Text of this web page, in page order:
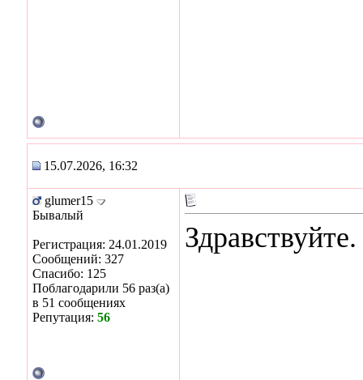
15.07.2026, 16:32
glumer15
Бывалый
Регистрация: 24.01.2019
Сообщений: 327
Спасибо: 125
Поблагодарили 56 раз(а)
в 51 сообщениях
Репутация: 56